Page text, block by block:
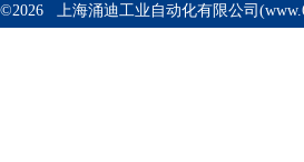
©2026 上海涌迪工业自动化有限公司